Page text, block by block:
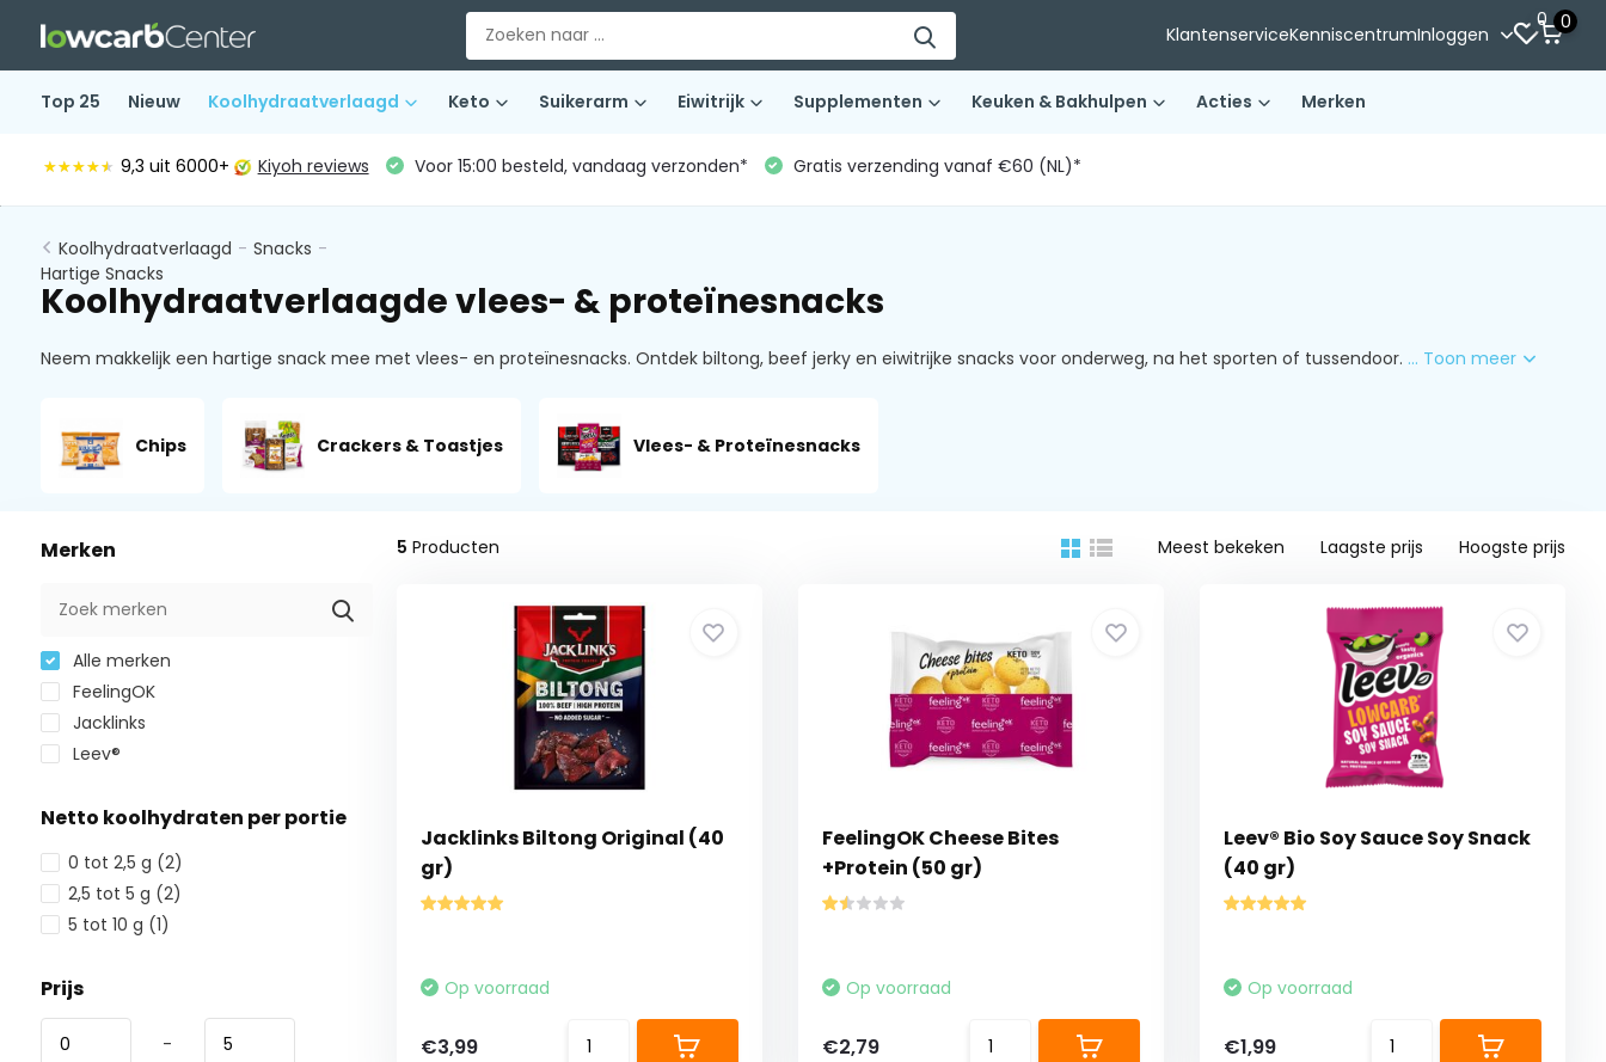
KlantenserviceKenniscentrumInloggen
0 0
Top 25 Nieuw Koolhydraatverlaagd Keto Suikerarm Eiwitrijk Supplementen Keuken & Bakhulpen Acties Merken
★★★★★
★★★★★ 9,3 uit 6000+ Kiyoh reviews Voor 15:00 besteld, vandaag verzonden* Gratis verzending vanaf €60 (NL)*
Koolhydraatverlaagd - Snacks -
Hartige Snacks
Koolhydraatverlaagde vlees- & proteïnesnacks
Neem makkelijk een hartige snack mee met vlees- en proteïnesnacks. Ontdek biltong, beef jerky en eiwitrijke snacks voor onderweg, na het sporten of tussendoor. ... Toon meer
Chips Crackers & Toastjes Vlees- & Proteïnesnacks
Merken
Alle merken
FeelingOK
Jacklinks
Leev®
Netto koolhydraten per portie
0 tot 2,5 g (2)
2,5 tot 5 g (2)
5 tot 10 g (1)
Prijs
-
5 Producten Meest bekeken Laagste prijs Hoogste prijs
Jacklinks Biltong Original (40
gr)
Op voorraad
€3,99
FeelingOK Cheese Bites
+Protein (50 gr)
Op voorraad
€2,79
Leev® Bio Soy Sauce Soy Snack
(40 gr)
Op voorraad
€1,99